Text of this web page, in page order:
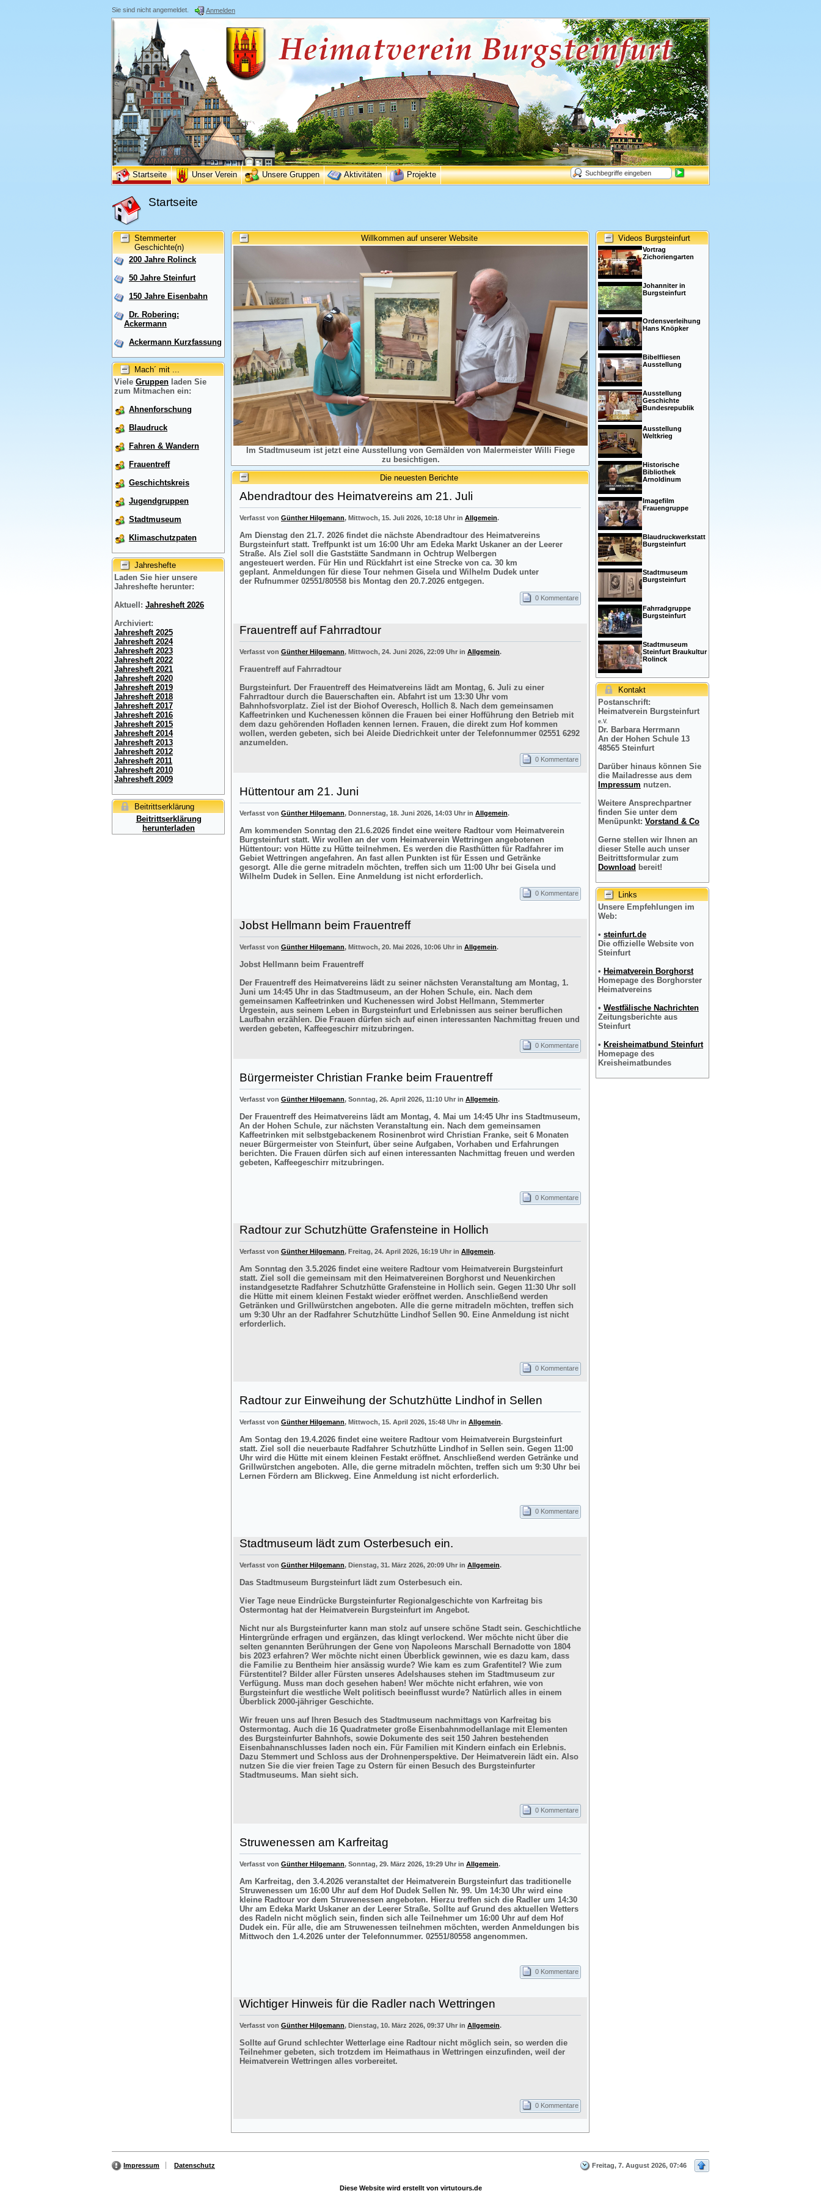
Sie sind nicht angemeldet. Anmelden
Startseite Unser Verein Unsere Gruppen Aktivitäten Projekte
Startseite
Stemmerter
Geschichte(n)
200 Jahre Rolinck
50 Jahre Steinfurt
150 Jahre Eisenbahn
Dr. Robering:
Ackermann
Ackermann Kurzfassung
Mach´ mit ...
Viele Gruppen laden Sie
zum Mitmachen ein:
Ahnenforschung
Blaudruck
Fahren & Wandern
Frauentreff
Geschichtskreis
Jugendgruppen
Stadtmuseum
Klimaschutzpaten
Jahreshefte
Laden Sie hier unsere
Jahreshefte herunter:
Aktuell: Jahresheft 2026
Archiviert:
Jahresheft 2025
Jahresheft 2024
Jahresheft 2023
Jahresheft 2022
Jahresheft 2021
Jahresheft 2020
Jahresheft 2019
Jahresheft 2018
Jahresheft 2017
Jahresheft 2016
Jahresheft 2015
Jahresheft 2014
Jahresheft 2013
Jahresheft 2012
Jahresheft 2011
Jahresheft 2010
Jahresheft 2009
Beitrittserklärung
Beitrittserklärung
herunterladen
Willkommen auf unserer Website
Im Stadtmuseum ist jetzt eine Ausstellung von Gemälden von Malermeister Willi Fiege
zu besichtigen.
Die neuesten Berichte
Abendradtour des Heimatvereins am 21. Juli
Verfasst von Günther Hilgemann, Mittwoch, 15. Juli 2026, 10:18 Uhr in Allgemein.
Am Dienstag den 21.7. 2026 findet die nächste Abendradtour des Heimatvereins
Burgsteinfurt statt. Treffpunkt ist um 16:00 Uhr am Edeka Markt Uskaner an der Leerer
Straße. Als Ziel soll die Gaststätte Sandmann in Ochtrup Welbergen
angesteuert werden. Für Hin und Rückfahrt ist eine Strecke von ca. 30 km
geplant. Anmeldungen für diese Tour nehmen Gisela und Wilhelm Dudek unter
der Rufnummer 02551/80558 bis Montag den 20.7.2026 entgegen.
0 Kommentare
Frauentreff auf Fahrradtour
Verfasst von Günther Hilgemann, Mittwoch, 24. Juni 2026, 22:09 Uhr in Allgemein.
Frauentreff auf Fahrradtour
Burgsteinfurt. Der Frauentreff des Heimatvereins lädt am Montag, 6. Juli zu einer
Fahrradtour durch die Bauerschaften ein. Abfahrt ist um 13:30 Uhr vom
Bahnhofsvorplatz. Ziel ist der Biohof Overesch, Hollich 8. Nach dem gemeinsamen
Kaffeetrinken und Kuchenessen können die Frauen bei einer Hofführung den Betrieb mit
dem dazu gehörenden Hofladen kennen lernen. Frauen, die direkt zum Hof kommen
wollen, werden gebeten, sich bei Aleide Diedrichkeit unter der Telefonnummer 02551 6292
anzumelden.
0 Kommentare
Hüttentour am 21. Juni
Verfasst von Günther Hilgemann, Donnerstag, 18. Juni 2026, 14:03 Uhr in Allgemein.
Am kommenden Sonntag den 21.6.2026 findet eine weitere Radtour vom Heimatverein
Burgsteinfurt statt. Wir wollen an der vom Heimatverein Wettringen angebotenen
Hüttentour: von Hütte zu Hütte teilnehmen. Es werden die Rasthütten für Radfahrer im
Gebiet Wettringen angefahren. An fast allen Punkten ist für Essen und Getränke
gesorgt. Alle die gerne mitradeln möchten, treffen sich um 11:00 Uhr bei Gisela und
Wilhelm Dudek in Sellen. Eine Anmeldung ist nicht erforderlich.
0 Kommentare
Jobst Hellmann beim Frauentreff
Verfasst von Günther Hilgemann, Mittwoch, 20. Mai 2026, 10:06 Uhr in Allgemein.
Jobst Hellmann beim Frauentreff
Der Frauentreff des Heimatvereins lädt zu seiner nächsten Veranstaltung am Montag, 1.
Juni um 14:45 Uhr in das Stadtmuseum, an der Hohen Schule, ein. Nach dem
gemeinsamen Kaffeetrinken und Kuchenessen wird Jobst Hellmann, Stemmerter
Urgestein, aus seinem Leben in Burgsteinfurt und Erlebnissen aus seiner beruflichen
Laufbahn erzählen. Die Frauen dürfen sich auf einen interessanten Nachmittag freuen und
werden gebeten, Kaffeegeschirr mitzubringen.
0 Kommentare
Bürgermeister Christian Franke beim Frauentreff
Verfasst von Günther Hilgemann, Sonntag, 26. April 2026, 11:10 Uhr in Allgemein.
Der Frauentreff des Heimatvereins lädt am Montag, 4. Mai um 14:45 Uhr ins Stadtmuseum,
An der Hohen Schule, zur nächsten Veranstaltung ein. Nach dem gemeinsamen
Kaffeetrinken mit selbstgebackenem Rosinenbrot wird Christian Franke, seit 6 Monaten
neuer Bürgermeister von Steinfurt, über seine Aufgaben, Vorhaben und Erfahrungen
berichten. Die Frauen dürfen sich auf einen interessanten Nachmittag freuen und werden
gebeten, Kaffeegeschirr mitzubringen.
0 Kommentare
Radtour zur Schutzhütte Grafensteine in Hollich
Verfasst von Günther Hilgemann, Freitag, 24. April 2026, 16:19 Uhr in Allgemein.
Am Sonntag den 3.5.2026 findet eine weitere Radtour vom Heimatverein Burgsteinfurt
statt. Ziel soll die gemeinsam mit den Heimatvereinen Borghorst und Neuenkirchen
instandgesetzte Radfahrer Schutzhütte Grafensteine in Hollich sein. Gegen 11:30 Uhr soll
die Hütte mit einem kleinen Festakt wieder eröffnet werden. Anschließend werden
Getränken und Grillwürstchen angeboten. Alle die gerne mitradeln möchten, treffen sich
um 9:30 Uhr an der Radfahrer Schutzhütte Lindhof Sellen 90. Eine Anmeldung ist nicht
erforderlich.
0 Kommentare
Radtour zur Einweihung der Schutzhütte Lindhof in Sellen
Verfasst von Günther Hilgemann, Mittwoch, 15. April 2026, 15:48 Uhr in Allgemein.
Am Sontag den 19.4.2026 findet eine weitere Radtour vom Heimatverein Burgsteinfurt
statt. Ziel soll die neuerbaute Radfahrer Schutzhütte Lindhof in Sellen sein. Gegen 11:00
Uhr wird die Hütte mit einem kleinen Festakt eröffnet. Anschließend werden Getränke und
Grillwürstchen angeboten. Alle, die gerne mitradeln möchten, treffen sich um 9:30 Uhr bei
Lernen Fördern am Blickweg. Eine Anmeldung ist nicht erforderlich.
0 Kommentare
Stadtmuseum lädt zum Osterbesuch ein.
Verfasst von Günther Hilgemann, Dienstag, 31. März 2026, 20:09 Uhr in Allgemein.
Das Stadtmuseum Burgsteinfurt lädt zum Osterbesuch ein.
Vier Tage neue Eindrücke Burgsteinfurter Regionalgeschichte von Karfreitag bis
Ostermontag hat der Heimatverein Burgsteinfurt im Angebot.
Nicht nur als Burgsteinfurter kann man stolz auf unsere schöne Stadt sein. Geschichtliche
Hintergründe erfragen und ergänzen, das klingt verlockend. Wer möchte nicht über die
selten genannten Berührungen der Gene von Napoleons Marschall Bernadotte von 1804
bis 2023 erfahren? Wer möchte nicht einen Überblick gewinnen, wie es dazu kam, dass
die Familie zu Bentheim hier ansässig wurde? Wie kam es zum Grafentitel? Wie zum
Fürstentitel? Bilder aller Fürsten unseres Adelshauses stehen im Stadtmuseum zur
Verfügung. Muss man doch gesehen haben! Wer möchte nicht erfahren, wie von
Burgsteinfurt die westliche Welt politisch beeinflusst wurde? Natürlich alles in einem
Überblick 2000-jähriger Geschichte.
Wir freuen uns auf Ihren Besuch des Stadtmuseum nachmittags von Karfreitag bis
Ostermontag. Auch die 16 Quadratmeter große Eisenbahnmodellanlage mit Elementen
des Burgsteinfurter Bahnhofs, sowie Dokumente des seit 150 Jahren bestehenden
Eisenbahnanschlusses laden noch ein. Für Familien mit Kindern einfach ein Erlebnis.
Dazu Stemmert und Schloss aus der Drohnenperspektive. Der Heimatverein lädt ein. Also
nutzen Sie die vier freien Tage zu Ostern für einen Besuch des Burgsteinfurter
Stadtmuseums. Man sieht sich.
0 Kommentare
Struwenessen am Karfreitag
Verfasst von Günther Hilgemann, Sonntag, 29. März 2026, 19:29 Uhr in Allgemein.
Am Karfreitag, den 3.4.2026 veranstaltet der Heimatverein Burgsteinfurt das traditionelle
Struwenessen um 16:00 Uhr auf dem Hof Dudek Sellen Nr. 99. Um 14:30 Uhr wird eine
kleine Radtour vor dem Struwenessen angeboten. Hierzu treffen sich die Radler um 14:30
Uhr am Edeka Markt Uskaner an der Leerer Straße. Sollte auf Grund des aktuellen Wetters
des Radeln nicht möglich sein, finden sich alle Teilnehmer um 16:00 Uhr auf dem Hof
Dudek ein. Für alle, die am Struwenessen teilnehmen möchten, werden Anmeldungen bis
Mittwoch den 1.4.2026 unter der Telefonnummer. 02551/80558 angenommen.
0 Kommentare
Wichtiger Hinweis für die Radler nach Wettringen
Verfasst von Günther Hilgemann, Dienstag, 10. März 2026, 09:37 Uhr in Allgemein.
Sollte auf Grund schlechter Wetterlage eine Radtour nicht möglich sein, so werden die
Teilnehmer gebeten, sich trotzdem im Heimathaus in Wettringen einzufinden, weil der
Heimatverein Wettringen alles vorbereitet.
0 Kommentare
Videos Burgsteinfurt
Vortrag
Zichoriengarten
Johanniter in
Burgsteinfurt
Ordensverleihung
Hans Knöpker
Bibelfliesen
Ausstellung
Ausstellung
Geschichte
Bundesrepublik
Ausstellung
Weltkrieg
Historische
Bibliothek
Arnoldinum
Imagefilm
Frauengruppe
Blaudruckwerkstatt
Burgsteinfurt
Stadtmuseum
Burgsteinfurt
Fahrradgruppe
Burgsteinfurt
Stadtmuseum
Steinfurt Braukultur
Rolinck
Kontakt
Postanschrift:
Heimatverein Burgsteinfurt
e.V.
Dr. Barbara Herrmann
An der Hohen Schule 13
48565 Steinfurt
Darüber hinaus können Sie
die Mailadresse aus dem
Impressum nutzen.
Weitere Ansprechpartner
finden Sie unter dem
Menüpunkt: Vorstand & Co
Gerne stellen wir Ihnen an
dieser Stelle auch unser
Beitrittsformular zum
Download bereit!
Links
Unsere Empfehlungen im
Web:
• steinfurt.de
Die offizielle Website von
Steinfurt
• Heimatverein Borghorst
Homepage des Borghorster
Heimatvereins
• Westfälische Nachrichten
Zeitungsberichte aus
Steinfurt
• Kreisheimatbund Steinfurt
Homepage des
Kreisheimatbundes
Impressum Datenschutz Freitag, 7. August 2026, 07:46
Diese Website wird erstellt von virtutours.de